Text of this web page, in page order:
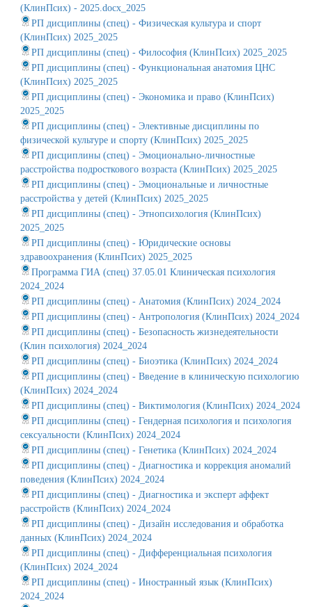
(КлинПсих) - 2025.docx_2025
РП дисциплины (спец) - Физическая культура и спорт
(КлинПсих) 2025_2025
РП дисциплины (спец) - Философия (КлинПсих) 2025_2025
РП дисциплины (спец) - Функциональная анатомия ЦНС
(КлинПсих) 2025_2025
РП дисциплины (спец) - Экономика и право (КлинПсих)
2025_2025
РП дисциплины (спец) - Элективные дисциплины по
физической культуре и спорту (КлинПсих) 2025_2025
РП дисциплины (спец) - Эмоционально-личностные
расстройства подросткового возраста (КлинПсих) 2025_2025
РП дисциплины (спец) - Эмоциональные и личностные
расстройства у детей (КлинПсих) 2025_2025
РП дисциплины (спец) - Этнопсихология (КлинПсих)
2025_2025
РП дисциплины (спец) - Юридические основы
здравоохранения (КлинПсих) 2025_2025
Программа ГИА (спец) 37.05.01 Клиническая психология
2024_2024
РП дисциплины (спец) - Анатомия (КлинПсих) 2024_2024
РП дисциплины (спец) - Антропология (КлинПсих) 2024_2024
РП дисциплины (спец) - Безопасность жизнедеятельности
(Клин психология) 2024_2024
РП дисциплины (спец) - Биоэтика (КлинПсих) 2024_2024
РП дисциплины (спец) - Введение в клиническую психологию
(КлинПсих) 2024_2024
РП дисциплины (спец) - Виктимология (КлинПсих) 2024_2024
РП дисциплины (спец) - Гендерная психология и психология
сексуальности (КлинПсих) 2024_2024
РП дисциплины (спец) - Генетика (КлинПсих) 2024_2024
РП дисциплины (спец) - Диагностика и коррекция аномалий
поведения (КлинПсих) 2024_2024
РП дисциплины (спец) - Диагностика и эксперт аффект
расстройств (КлинПсих) 2024_2024
РП дисциплины (спец) - Дизайн исследования и обработка
данных (КлинПсих) 2024_2024
РП дисциплины (спец) - Дифференциальная психология
(КлинПсих) 2024_2024
РП дисциплины (спец) - Иностранный язык (КлинПсих)
2024_2024